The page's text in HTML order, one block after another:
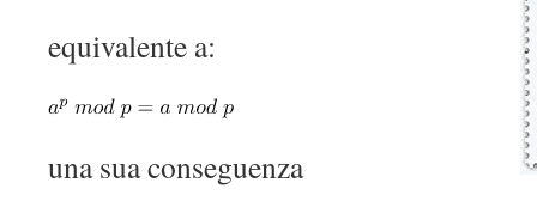
equivalente a:
una sua conseguenza